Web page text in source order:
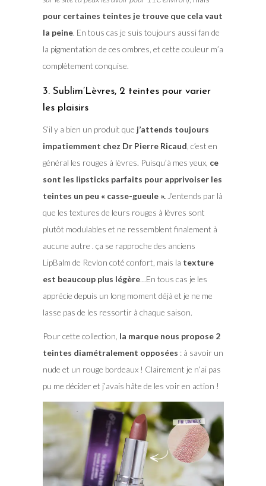
pour certaines teintes je trouve que cela vaut
la peine. En tous cas je suis toujours aussi fan de
la pigmentation de ces ombres, et cette couleur m’a
complètement conquise.
3. Sublim’Lèvres, 2 teintes pour varier
les plaisirs
S’il y a bien un produit que j’attends toujours
impatiemment chez Dr Pierre Ricaud , c’est en
général les rouges à lèvres. Puisqu’à mes yeux, ce
sont les lipsticks parfaits pour apprivoiser les
teintes un peu « casse-gueule ».J’entends par là
que les textures de leurs rouges à lèvres sont
plutôt modulables et ne ressemblent finalement à
aucune autre . ça se rapproche des anciens
LipBalm de Revlon coté confort, mais la texture
est beaucoup plus légère…En tous cas je les
apprécie depuis un long moment déjà et je ne me
lasse pas de les ressortir à chaque saison.
Pour cette collection, la marque nous propose 2
teintes diamétralement opposées : à savoir un
nude et un rouge bordeaux ! Clairement je n’ai pas
pu me décider et j’avais hâte de les voir en action !